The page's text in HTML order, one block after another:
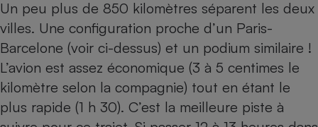
Un peu plus de 850 kilomètres séparent les deux
villes. Une configuration proche d’un Paris-
Barcelone (voir ci-dessus) et un podium similaire !
L’avion est assez économique (3 à 5 centimes le
kilomètre selon la compagnie) tout en étant le
plus rapide (1 h 30). C’est la meilleure piste à